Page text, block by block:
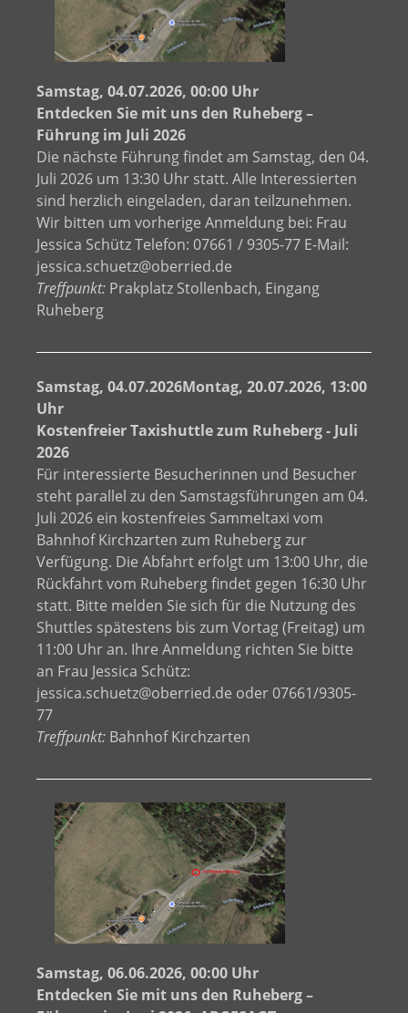
Samstag, 04.07.2026, 00:00 Uhr
Entdecken Sie mit uns den Ruheberg –
Führung im Juli 2026
Die nächste Führung findet am Samstag, den 04.
Juli 2026 um 13:30 Uhr statt. Alle Interessierten
sind herzlich eingeladen, daran teilzunehmen.
Wir bitten um vorherige Anmeldung bei: Frau
Jessica Schütz Telefon: 07661 / 9305-77 E-Mail:
jessica.schuetz@oberried.de
Treffpunkt: Prakplatz Stollenbach, Eingang
Ruheberg
Samstag, 04.07.2026Montag, 20.07.2026, 13:00
Uhr
Kostenfreier Taxishuttle zum Ruheberg - Juli
2026
Für interessierte Besucherinnen und Besucher
steht parallel zu den Samstagsführungen am 04.
Juli 2026 ein kostenfreies Sammeltaxi vom
Bahnhof Kirchzarten zum Ruheberg zur
Verfügung. Die Abfahrt erfolgt um 13:00 Uhr, die
Rückfahrt vom Ruheberg findet gegen 16:30 Uhr
statt. Bitte melden Sie sich für die Nutzung des
Shuttles spätestens bis zum Vortag (Freitag) um
11:00 Uhr an. Ihre Anmeldung richten Sie bitte
an Frau Jessica Schütz:
jessica.schuetz@oberried.de oder 07661/9305-
77
Treffpunkt: Bahnhof Kirchzarten
Samstag, 06.06.2026, 00:00 Uhr
Entdecken Sie mit uns den Ruheberg –